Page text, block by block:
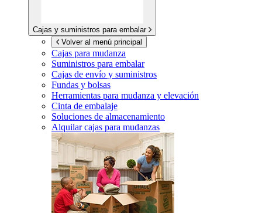
Cajas y suministros para embalar
Volver al menú principal
Cajas para mudanza
Suministros para embalar
Cajas de envío y suministros
Fundas y bolsas
Herramientas para mudanza y elevación
Cinta de embalaje
Soluciones de almacenamiento
Alquilar cajas para mudanzas